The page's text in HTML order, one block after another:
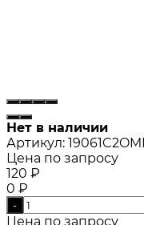
Нет в наличии
Артикул:
Цена по запросу
120 ₽
0 ₽
-
Цена по запросу